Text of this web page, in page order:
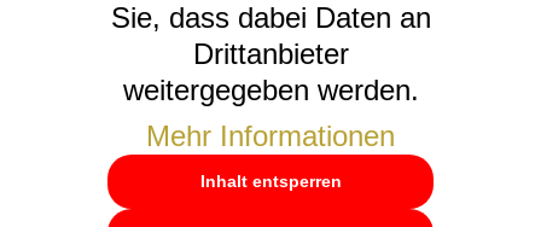
Sie, dass dabei Daten an
Drittanbieter
weitergegeben werden.
Mehr Informationen
Inhalt entsperren